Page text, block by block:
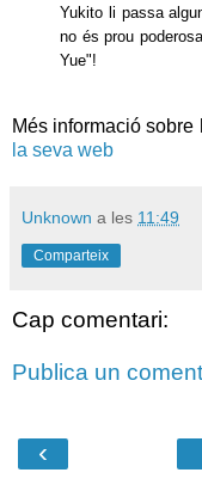
Yukito li passa
no és prou
Yue"!
Més informació sobre
la seva web
Unknown a les 11:49
Comparteix
Cap comentari:
Publica un
‹